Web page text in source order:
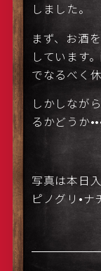
しました。
まず、お酒
しています
でなるべく
しかしなが
るかどうか
写真は本日
ピノグリ•ナ